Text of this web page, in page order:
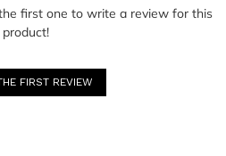
first one to write a review for this
product!
FIRST REVIEW